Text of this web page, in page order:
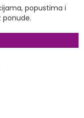
popustima i
ponude.